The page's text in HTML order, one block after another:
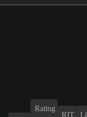
Rating
RIT